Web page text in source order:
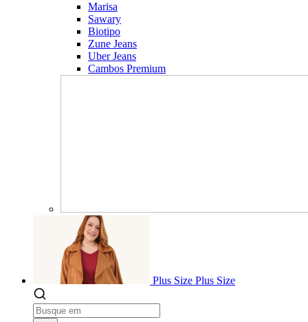
Marisa
Sawary
Biotipo
Zune Jeans
Uber Jeans
Cambos Premium
Plus Size Plus Size